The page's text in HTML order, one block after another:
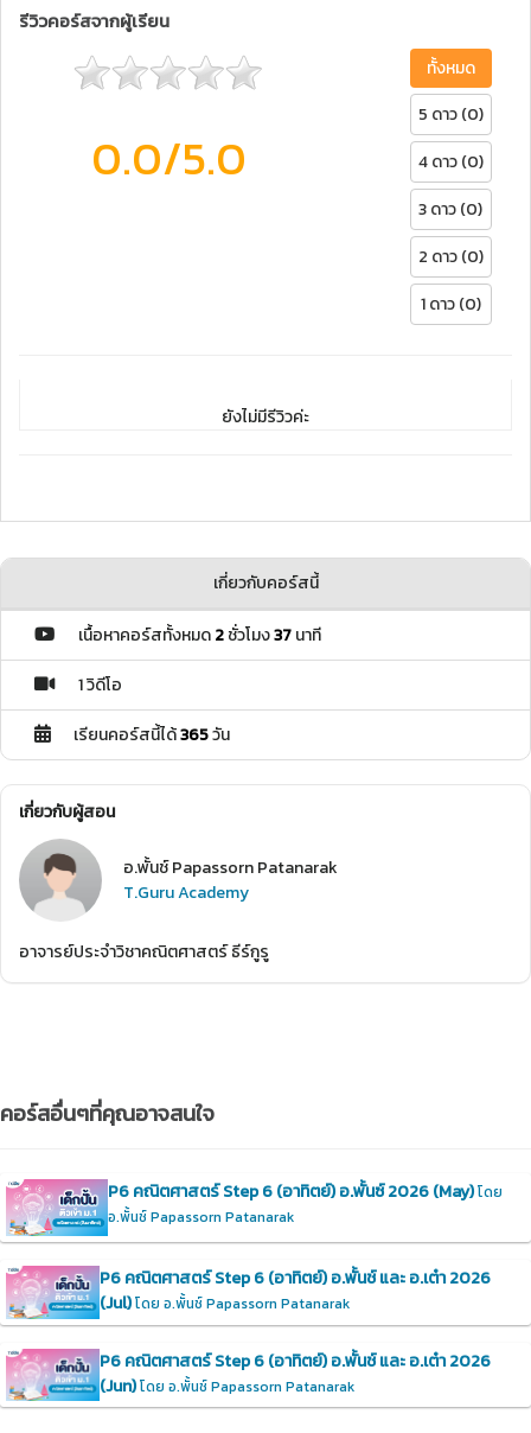
รีวิวคอร์สจากผู้เรียน
0.0/5.0
ทั้งหมด
5 ดาว (0)
4 ดาว (0)
3 ดาว (0)
2 ดาว (0)
1 ดาว (0)
ยังไม่มีรีวิวค่ะ
เกี่ยวกับคอร์สนี้
เนื้อหาคอร์สทั้งหมด2ชั่วโมง37นาที
1 วิดีโอ
เรียนคอร์สนี้ได้365วัน
เกี่ยวกับผู้สอน
อ.พั้นช์ Papassorn Patanarak
T.Guru Academy
อาจารย์ประจำวิชาคณิตศาสตร์ ธีร์กูรู
คอร์สอื่นๆที่คุณอาจสนใจ
P6 คณิตศาสตร์ Step 6 (อาทิตย์) อ.พั้นซ์ 2026 (May)โดย
อ.พั้นช์ Papassorn Patanarak
P6 คณิตศาสตร์ Step 6 (อาทิตย์) อ.พั้นช์ และ อ.เต๋า 2026
(Jul)โดย อ.พั้นช์ Papassorn Patanarak
P6 คณิตศาสตร์ Step 6 (อาทิตย์) อ.พั้นช์ และ อ.เต๋า 2026
(Jun)โดย อ.พั้นช์ Papassorn Patanarak